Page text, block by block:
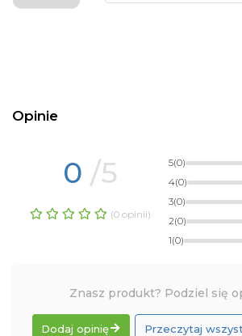
Opinie
0 /5
(0 opinii)
5(0)
4(0)
3(0)
2(0)
1(0)
Znasz produkt? Podziel się
Dodaj opinię Przeczytaj